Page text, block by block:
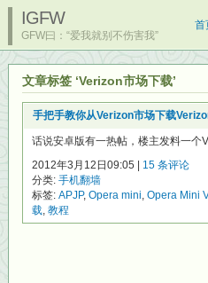
IGFW
GFW曰：“爱我就别不伤害我”
首
文章标签 ‘Verizon市场下载’
手把手教你从Verizon市场下载
话说安卓版有一热帖，楼主发料一
2012年3月12日09:05 | 15 条评论
分类: 手机翻墙
标签: APJP, Opera mini, Opera Mini
载, 教程